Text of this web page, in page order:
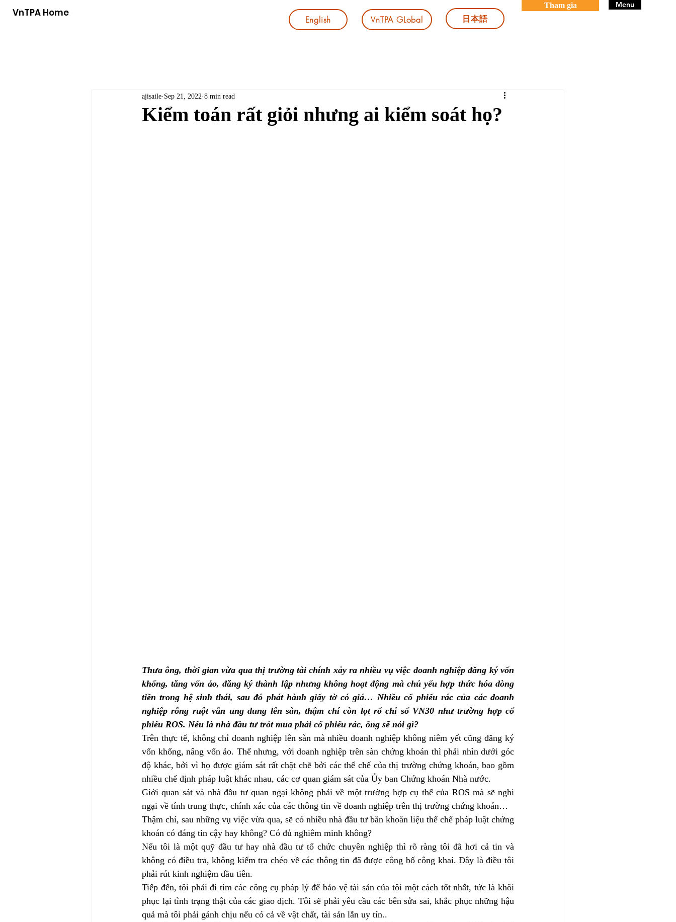
VnTPA Home
English VnTPA GLobal 日本語
Menu
Tham gia
Kiểm toán rất giỏi nhưng ai kiểm soát họ?
ajisaile Sep 21, 2022 8 min read
Thưa ông, thời gian vừa qua thị trường tài chính xảy ra nhiều vụ việc doanh nghiệp đăng ký vốn
khống, tăng vốn ảo, đăng ký thành lập nhưng không hoạt động mà chủ yếu hợp thức hóa dòng
tiền trong hệ sinh thái, sau đó phát hành giấy tờ có giá… Nhiều cổ phiếu rác của các doanh
nghiệp rỗng ruột vẫn ung dung lên sàn, thậm chí còn lọt rổ chỉ số VN30 như trường hợp cổ
phiếu ROS. Nếu là nhà đầu tư trót mua phải cổ phiếu rác, ông sẽ nói gì?
Trên thực tế, không chỉ doanh nghiệp lên sàn mà nhiều doanh nghiệp không niêm yết cũng đăng ký
vốn khống, nâng vốn ảo. Thế nhưng, với doanh nghiệp trên sàn chứng khoán thì phải nhìn dưới góc
độ khác, bởi vì họ được giám sát rất chặt chẽ bởi các thể chế của thị trường chứng khoán, bao gồm
nhiều chế định pháp luật khác nhau, các cơ quan giám sát của Ủy ban Chứng khoán Nhà nước.
Giới quan sát và nhà đầu tư quan ngại không phải về một trường hợp cụ thể của ROS mà sẽ nghi
ngại về tính trung thực, chính xác của các thông tin về doanh nghiệp trên thị trường chứng khoán…
Thậm chí, sau những vụ việc vừa qua, sẽ có nhiều nhà đầu tư băn khoăn liệu thể chế pháp luật chứng
khoán có đáng tin cậy hay không? Có đủ nghiêm minh không?
Nếu tôi là một quỹ đầu tư hay nhà đầu tư tổ chức chuyên nghiệp thì rõ ràng tôi đã hơi cả tin và
không có điều tra, không kiểm tra chéo về các thông tin đã được công bố công khai. Đây là điều tôi
phải rút kinh nghiệm đầu tiên.
Tiếp đến, tôi phải đi tìm các công cụ pháp lý để bảo vệ tài sản của tôi một cách tốt nhất, tức là khôi
phục lại tình trạng thật của các giao dịch. Tôi sẽ phải yêu cầu các bên sửa sai, khắc phục những hậu
quả mà tôi phải gánh chịu nếu có cả về vật chất, tài sản lẫn uy tín..